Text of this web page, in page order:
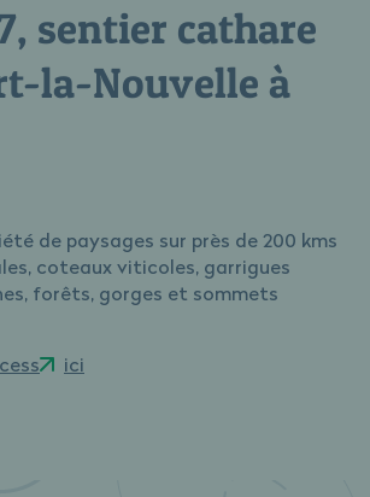
sentier cathare
la-Nouvelle à
de paysages sur près de 200 kms
coteaux viticoles, garrigues
forêts, gorges et sommets
ici